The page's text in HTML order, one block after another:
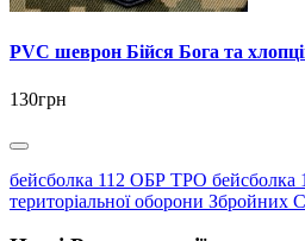
PVC шеврон Бійся Бога та
130грн
бейсболка 112 ОБР ТРО бейсболка
територіальної оборони Збройних